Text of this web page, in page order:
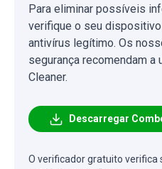
Para eliminar possíveis
verifique o seu
antivírus legítimo. Os
segurança recomendam a
Cleaner.
Descarregar
O verificador gratuito verifica